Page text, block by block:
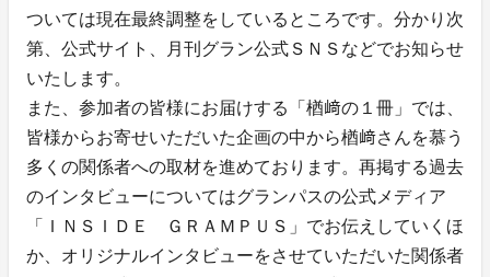
ついては現在最終調整をしているところです。分かり次
第、公式サイト、月刊グラン公式ＳＮＳなどでお知らせ
いたします。
また、参加者の皆様にお届けする「楢﨑の１冊」では、
皆様からお寄せいただいた企画の中から楢﨑さんを慕う
多くの関係者への取材を進めております。再掲する過去
のインタビューについてはグランパスの公式メディア
「ＩＮＳＩＤＥ ＧＲＡＭＰＵＳ」でお伝えしていくほ
か、オリジナルインタビューをさせていただいた関係者